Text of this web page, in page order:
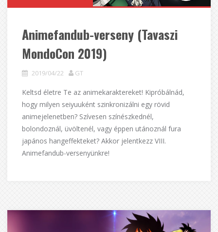
Animefandub-verseny (Tavaszi
MondoCon 2019)
2019/04/22 GT
Keltsd életre Te az animekaraktereket! Kipróbálnád,
hogy milyen seiyuuként szinkronizálni egy rövid
animejelenetben? Szívesen színészkednél,
bolondoznál, üvöltenél, vagy éppen utánoznál fura
japános hangeffekteket? Akkor jelentkezz VIII.
Animefandub-versenyünkre!